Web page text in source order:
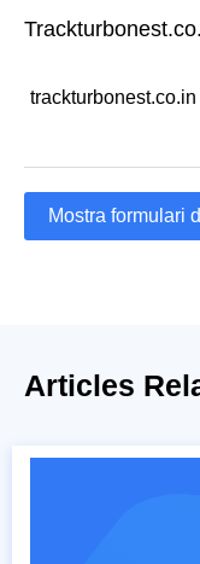
trackturbonest.co.in
Mostra formulari
Articles